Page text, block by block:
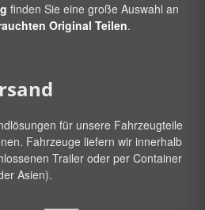
finden Sie eine große Auswahl an
Original Teilen.
für unsere Fahrzeugteile
Fahrzeuge liefern wir innerhalb
Trailer oder per Container
Asien).